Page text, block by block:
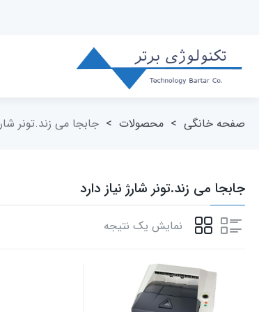
صفحه خانگی > محصولات > جابجا می زند.تونر
جابجا می زند.تونر شارژ نیاز دارد
نمایش یک نتیجه